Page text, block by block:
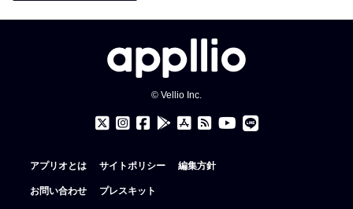
© Vellio Inc.
アプリオとは サイトポリシー 編集方針
お問い合わせ プレスキット